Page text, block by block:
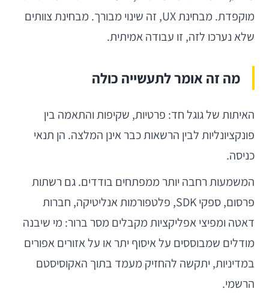
מוקפדת. מבחינת UX, זה שינוי מבורך. מבחינת צוותים
שלא נערכו לזה, זו עבודה אמיתית.
מה זה אומר לתעשייה כולה
האיתות של גוגל חד: פרטיות, שקיפות והתאמה בין
פונקציונליות לבין הרשאות כבר אינן המלצה. הן תנאי
כניסה.
המשמעות רחבה יותר ממפתחים בודדים. גם רשתות
פרסום, ספקי SDK, פלטפורמות אנליטיקה, חברות
דאטה ומפיצי אפליקציות מקבלים מסר ברור: מי שיבנה
מודלים שמבוססים על איסוף יתר או על אזורים אפורים
במדיניות, יתקשה להחזיק מעמד בתוך האקוסיסטם
הרשמי.